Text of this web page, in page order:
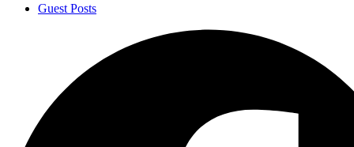
Guest Posts